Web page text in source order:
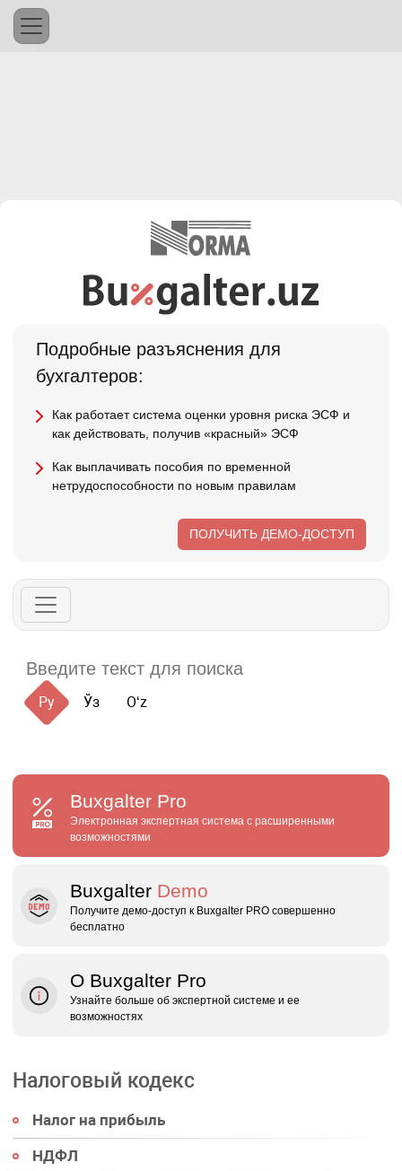
Подробные разъяснения для
бухгалтеров:
Как работает система оценки уровня риска ЭСФ и
как действовать, получив «красный» ЭСФ
Как выплачивать пособия по временной
нетрудоспособности по новым правилам
ПОЛУЧИТЬ ДЕМО-ДОСТУП
Ру Ўз Oʻz
Buxgalter Pro
Электронная экспертная система с расширенными
возможностями
Buxgalter Demo
Получите демо‑доступ к Buxgalter PRO совершенно
бесплатно
О Buxgalter Pro
Узнайте больше об экспертной системе и ее
возможностях
Налоговый кодекс
Налог на прибыль
НДФЛ